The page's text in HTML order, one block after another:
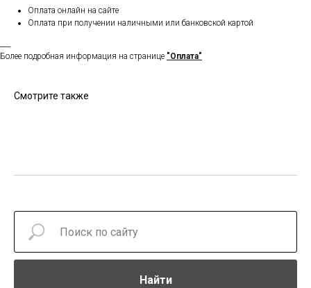
Оплата онлайн на сайте
Оплата при получении наличными или банковской картой
Более подробная информация на странице "Оплата"
Смотрите также
Найти